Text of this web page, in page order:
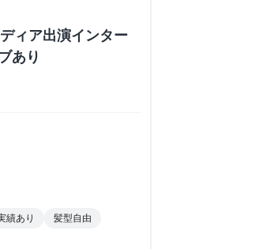
ィア出演インター
あり
績あり
髪型自由